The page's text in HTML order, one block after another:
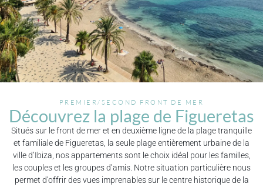
PREMIER/SECOND FRONT DE MER
Découvrez la plage de Figueretas
Situés sur le front de mer et en deuxième ligne de la plage tranquille
et familiale de Figueretas, la seule plage entièrement urbaine de la
ville d’Ibiza, nos appartements sont le choix idéal pour les familles,
les couples et les groupes d’amis. Notre situation particulière nous
permet d’offrir des vues imprenables sur le centre historique de la